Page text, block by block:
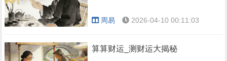
周易 2026-04-10 00:11:03
算算财运_测财运大揭秘